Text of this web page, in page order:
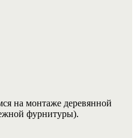
на монтаже деревянной
фурнитуры).